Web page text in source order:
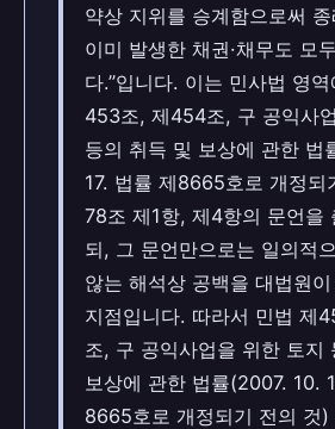
약상 지위를 승계함으로써
이미 발생한 채권·채무도 모
다.”입니다. 이는 민사법 영
453조, 제454조, 구 공익사
등의 취득 및 보상에 관한 법
17. 법률 제8665호로 개정되
78조 제1항, 제4항의 문언을
되, 그 문언만으로는 일의적
않는 해석상 공백을 대법원
지점입니다. 따라서 민법 제
조, 구 공익사업을 위한 토지
보상에 관한 법률(2007. 10.
8665호로 개정되기 전의 것)